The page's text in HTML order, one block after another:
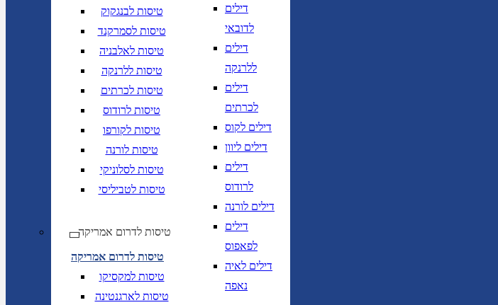
טיסות לבנגקוק
טיסות לסמרקנד
טיסות לאלבניה
טיסות ללרנקה
טיסות לכרתים
טיסות לרודוס
טיסות לקורפו
טיסות לורנה
טיסות לסלוניקי
טיסות לטביליסי
טיסות לדרום אמריקה
טיסות לדרום אמריקה
טיסות למקסיקו
טיסות לארגנטינה
דילים
לדובאי
דילים
ללרנקה
דילים
לכרתים
דילים לקוס
דילים ליוון
דילים
לרודוס
דילים לורנה
דילים
לפאפוס
דילים לאיה
נאפה